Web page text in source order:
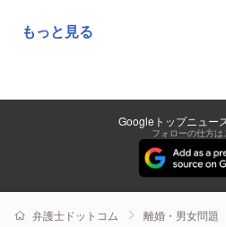
もっと見る
Googleトップニュー
フォローの仕方は
弁護士ドットコム 離婚・男女問題